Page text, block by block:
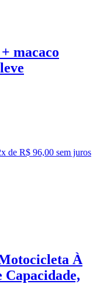
macaco
x de R$ 96,00 sem juros
À